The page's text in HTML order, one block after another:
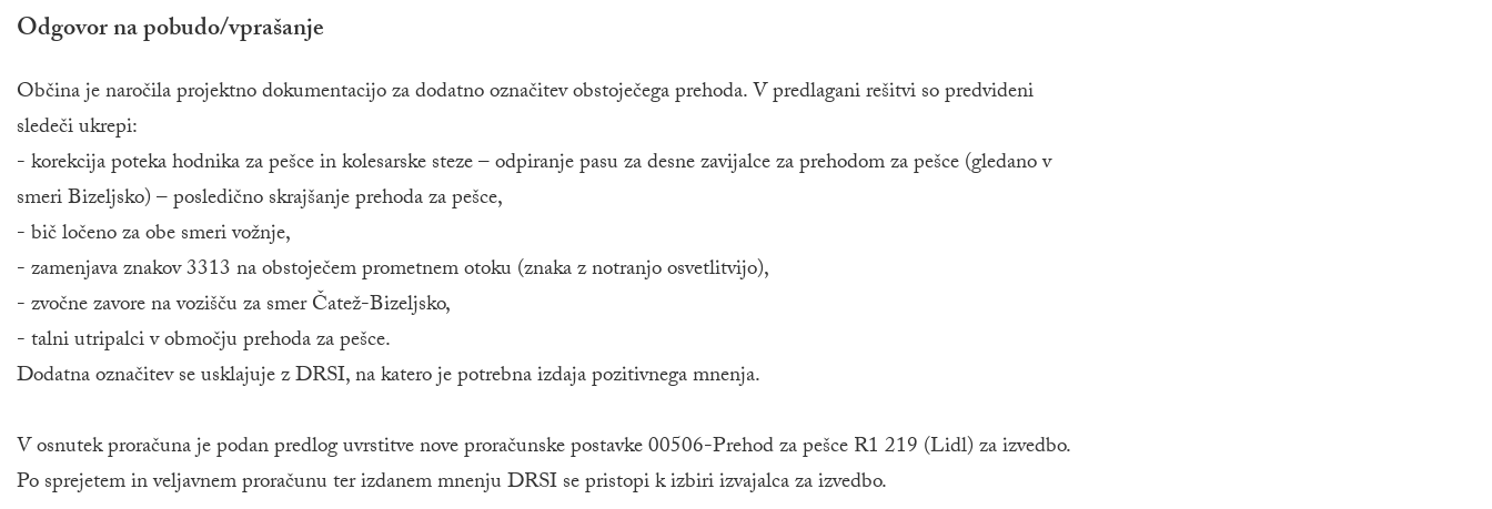
Odgovor na pobudo/vprašanje
Občina je naročila projektno dokumentacijo za dodatno označitev obstoječega prehoda. V predlagani rešitvi so predvideni
sledeči ukrepi:
- korekcija poteka hodnika za pešce in kolesarske steze – odpiranje pasu za desne zavijalce za prehodom za pešce (gledano v
smeri Bizeljsko) – posledično skrajšanje prehoda za pešce,
- bič ločeno za obe smeri vožnje,
- zamenjava znakov 3313 na obstoječem prometnem otoku (znaka z notranjo osvetlitvijo),
- zvočne zavore na vozišču za smer Čatež-Bizeljsko,
- talni utripalci v območju prehoda za pešce.
Dodatna označitev se usklajuje z DRSI, na katero je potrebna izdaja pozitivnega mnenja.
V osnutek proračuna je podan predlog uvrstitve nove proračunske postavke 00506-Prehod za pešce R1 219 (Lidl) za izvedbo.
Po sprejetem in veljavnem proračunu ter izdanem mnenju DRSI se pristopi k izbiri izvajalca za izvedbo.